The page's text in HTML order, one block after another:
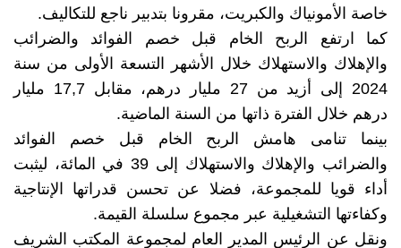
خاصة الأمونياك والكبريت، مقرونا بتدبير ناجع للتكاليف.
كما ارتفع الربح الخام قبل خصم الفوائد والضرائب
والإهلاك والاستهلاك خلال الأشهر التسعة الأولى من سنة
2024 إلى أزيد من 27 مليار درهم، مقابل 17,7 مليار
درهم خلال الفترة ذاتها من السنة الماضية.
بينما تنامى هامش الربح الخام قبل خصم الفوائد
والضرائب والإهلاك والاستهلاك إلى 39 في المائة، ليثبت
أداء قويا للمجموعة، فضلا عن تحسن قدراتها الإنتاجية
وكفاءتها التشغيلية عبر مجموع سلسلة القيمة.
ونقل عن الرئيس المدير العام لمجموعة المكتب الشريف